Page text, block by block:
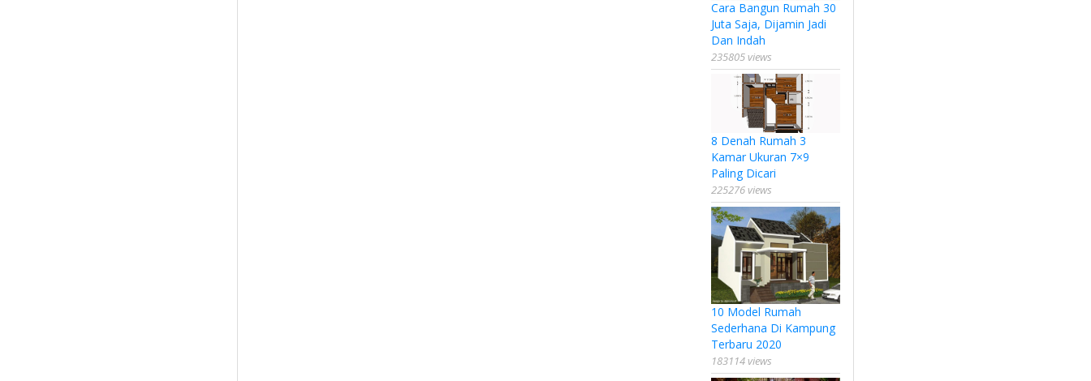
Cara Bangun Rumah 30
Juta Saja, Dijamin Jadi
Dan Indah
235805 views
8 Denah Rumah 3
Kamar Ukuran 7×9
Paling Dicari
225276 views
10 Model Rumah
Sederhana Di Kampung
Terbaru 2020
183114 views